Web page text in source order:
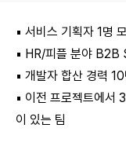
▪️ 서비스 기획자 1명
▪️ HR/피플 분야 B2B
▪️ 개발자 합산 경력
▪️ 이전 프로젝트에서
이 있는 팀